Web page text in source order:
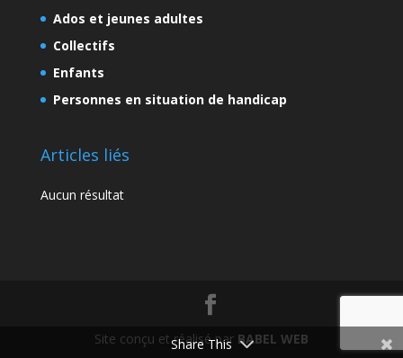
Ados et jeunes adultes
Collectifs
Enfants
Personnes en situation de handicap
Articles liés
Aucun résultat
Site conçu et réalisé par BABEL WEB
Share This